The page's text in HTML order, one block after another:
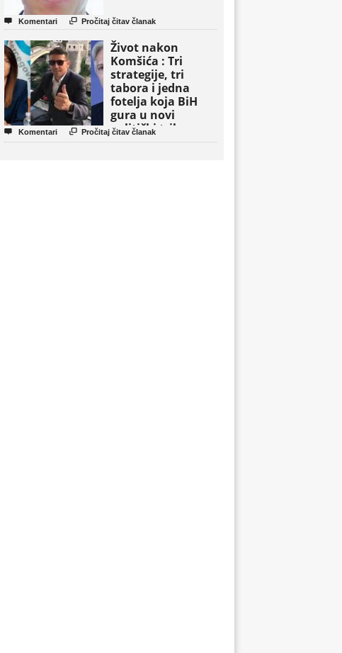
 Komentari  Pročitaj čitav članak
Život nakon
Komšića : Tri
strategije, tri
tabora i jedna
fotelja koja BiH
gura u novi
politički triler
 Komentari  Pročitaj čitav članak